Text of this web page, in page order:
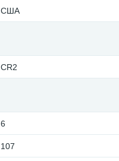
США
CR2
6
107